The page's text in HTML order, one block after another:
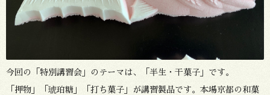
今回の「特別講習会」のテーマは、「半生・干菓子」です。
「押物」「琥珀糖」「打ち菓子」が講習製品です。本場京都の和菓